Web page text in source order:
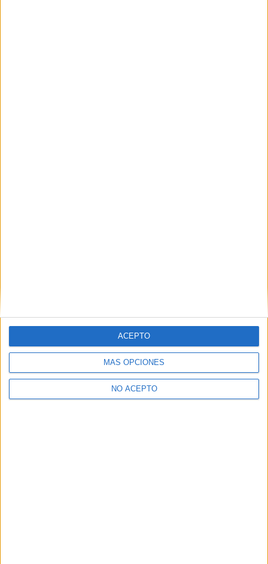
MÁS OPCIONES
NO ACEPTO
ACEPTO
Y como regalo de agradecimiento, por registrarte te daremos
gratis una copia de nuestro ebook con 100 consejos para tu
primer año de universidad